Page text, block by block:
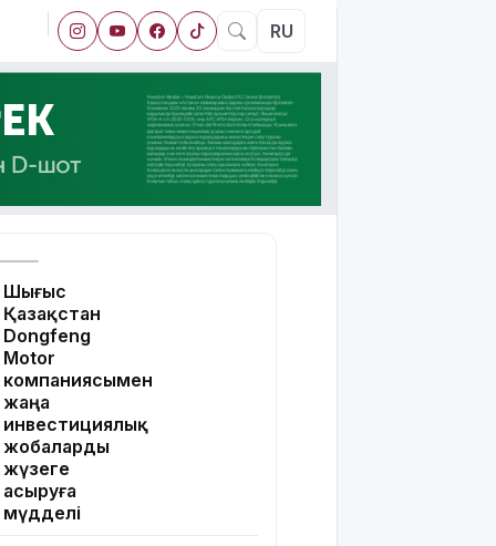
RU
Шығыс
Қазақстан
Dongfeng
Motor
компаниясымен
жаңа
инвестициялық
жобаларды
жүзеге
асыруға
мүдделі